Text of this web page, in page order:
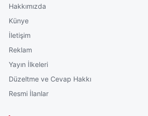
Hakkımızda
Künye
İletişim
Reklam
Yayın İlkeleri
Düzeltme ve Cevap Hakkı
Resmi İlanlar